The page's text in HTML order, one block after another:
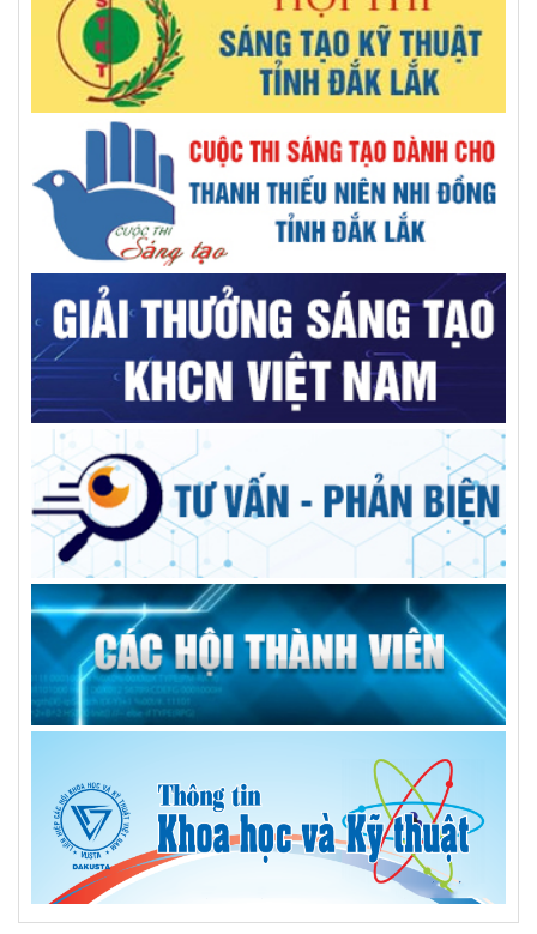
Hội Khoa học và Kỹ thuật tỉnh lần thứ I, nhiệm kỳ 2026 –
Sau 7 tháng, Đắk Lắk giải ngân gần 20% vốn khoa học, công
nghệ và đổi mới sáng tạo
Bước tiến đột phá trong điều trị vô sinh hiếm muộn
Giáo sư Đặng Văn Ngữ: Người trí thức chọn hy sinh vì đất
nước
Sinh viên làm nghiên cứu khoa học được doanh nghiệp ưu
tiên tuyển dụng
Nhân lực số trong chính quyền hai cấp: Vượt rào cản để bứt
phá (Kỳ 2)
Nghị quyết 57/NQ-TW: Đột phá là đời sống của người dân
được cải thiện rõ rệt hơn
Nhân lực số trong chính quyền hai cấp: Vượt rào cản để bứt
Đề xuất hỗ trợ 50% lãi suất vay thúc đẩy doanh nghiệp đổi
mới công nghệ
Liên hiệp các Hội khoa học và kỹ thuật tỉnh: Kiện toàn tổ
chức bộ máy, nâng cao chất lượng hoạt động các hội thành
viên
ĐẠI HỘI ĐẠI BIỂU LIÊN HIỆP CÁC HỘI KHOA HỌC VÀ KỸ
THUẬT TỈNH ĐẮK LẮK LẦN THỨ I – KHỞI ĐẦU CHẶNG
ĐƯỜNG MỚI, KHƠI DẬY KHÁT VỌNG CỐNG HIẾN CỦA ĐỘI
Khơi dậy sức mạnh đội ngũ trí thức thực hiện Nghị quyết 57
Ứng dụng AI “nghe” độ chín sầu riêng
Một năm chính quyền địa phương hai cấp: Nhìn từ chiều
sâu văn hóa làng xã